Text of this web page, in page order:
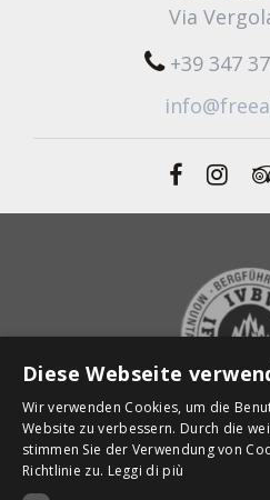
Via
+39 347
ZURÜCK ZUR
Diese Webseite
Wir verwenden Cookies, um die
Website zu verbessern. Durch die
stimmen Sie der Verwendung von
Richtlinie zu. Leggi di più